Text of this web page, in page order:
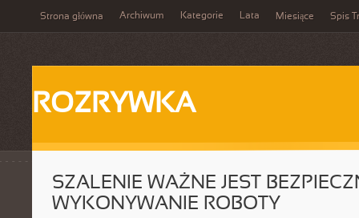
Strona główna Archiwum Kategorie Lata Miesiące Spis
ROZRYWKA
SZALENIE WAŻNE JEST
WYKONYWANIE ROBOTY